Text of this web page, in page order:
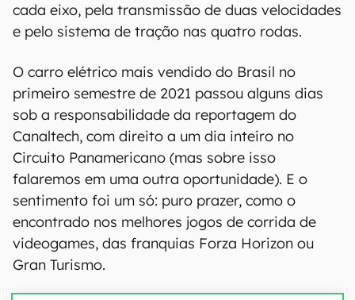
cada eixo, pela transmissão de duas velocidades
e pelo sistema de tração nas quatro rodas.
O carro elétrico mais vendido do Brasil no
primeiro semestre de 2021 passou alguns dias
sob a responsabilidade da reportagem do
Canaltech, com direito a um dia inteiro no
Circuito Panamericano (mas sobre isso
falaremos em uma outra oportunidade). E o
sentimento foi um só: puro prazer, como o
encontrado nos melhores jogos de corrida de
videogames, das franquias Forza Horizon ou
Gran Turismo.